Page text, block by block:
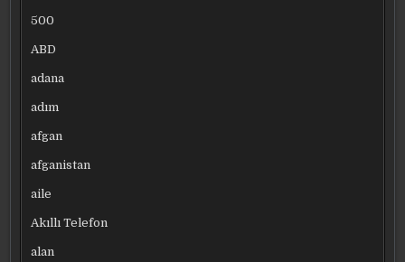
500
ABD
adana
adım
afgan
afganistan
aile
Akıllı Telefon
alan